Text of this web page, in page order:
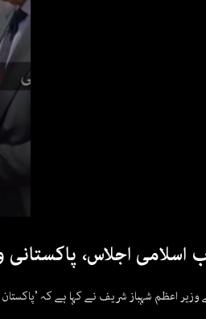
اسلامی اجلاس،
وزیر اعظم شہباز شریف نے کہا ہے کہ